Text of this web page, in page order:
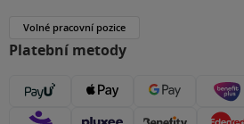
Volné pracovní pozice
Platební metody